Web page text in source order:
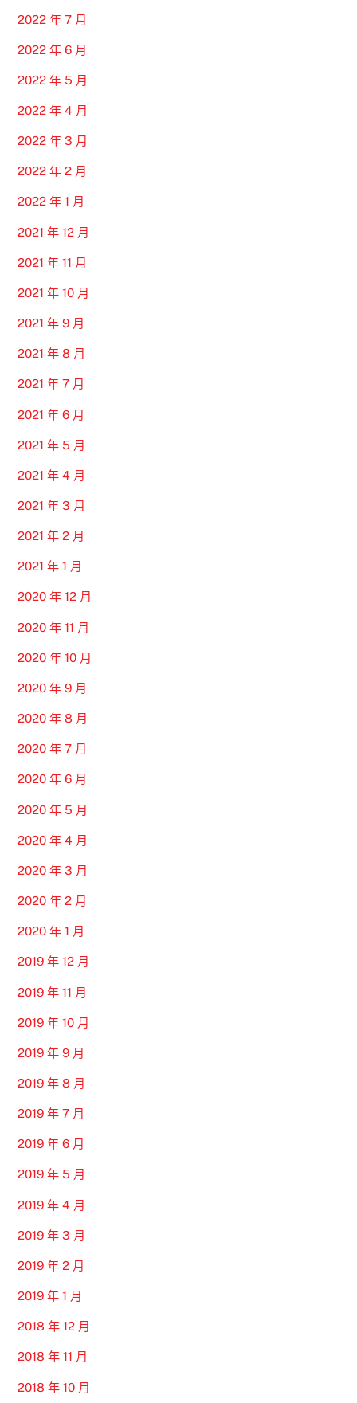
2022 年 7 月
2022 年 6 月
2022 年 5 月
2022 年 4 月
2022 年 3 月
2022 年 2 月
2022 年 1 月
2021 年 12 月
2021 年 11 月
2021 年 10 月
2021 年 9 月
2021 年 8 月
2021 年 7 月
2021 年 6 月
2021 年 5 月
2021 年 4 月
2021 年 3 月
2021 年 2 月
2021 年 1 月
2020 年 12 月
2020 年 11 月
2020 年 10 月
2020 年 9 月
2020 年 8 月
2020 年 7 月
2020 年 6 月
2020 年 5 月
2020 年 4 月
2020 年 3 月
2020 年 2 月
2020 年 1 月
2019 年 12 月
2019 年 11 月
2019 年 10 月
2019 年 9 月
2019 年 8 月
2019 年 7 月
2019 年 6 月
2019 年 5 月
2019 年 4 月
2019 年 3 月
2019 年 2 月
2019 年 1 月
2018 年 12 月
2018 年 11 月
2018 年 10 月